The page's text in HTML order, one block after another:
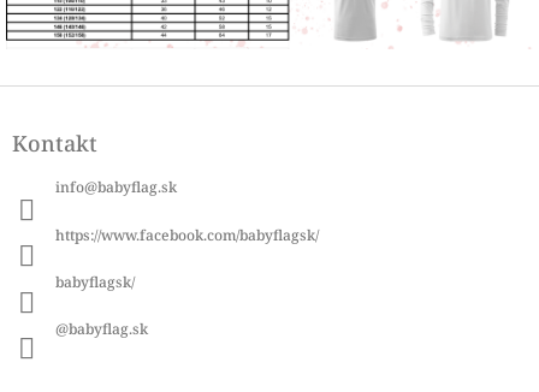
pKontakt
info@babyflag.sk
https://www.facebook.com/babyflagsk/
babyflagsk/
@babyflag.sk